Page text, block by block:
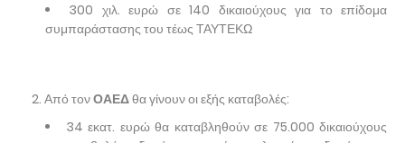
300 χιλ. ευρώ σε 140 δικαιούχους για το επίδομα
συμπαράστασης του τέως ΤΑΥΤΕΚΩ
Από τονΟΑΕΔθα γίνουν οι εξής καταβολές:
34 εκατ. ευρώ θα καταβληθούν σε 75.000 δικαιούχους